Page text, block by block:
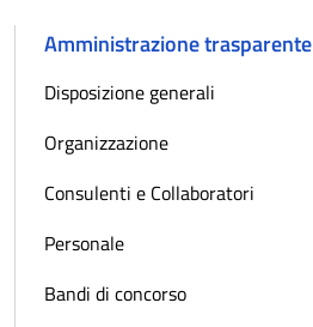
Amministrazione trasparente
Disposizione generali
Organizzazione
Consulenti e Collaboratori
Personale
Bandi di concorso